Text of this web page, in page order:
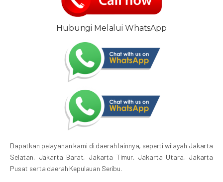
Hubungi Melalui WhatsApp
Dapatkan pelayanan kami di daerah lainnya, seperti wilayah Jakarta
Selatan, Jakarta Barat, Jakarta Timur, Jakarta Utara, Jakarta
Pusat serta daerah Kepulauan Seribu.